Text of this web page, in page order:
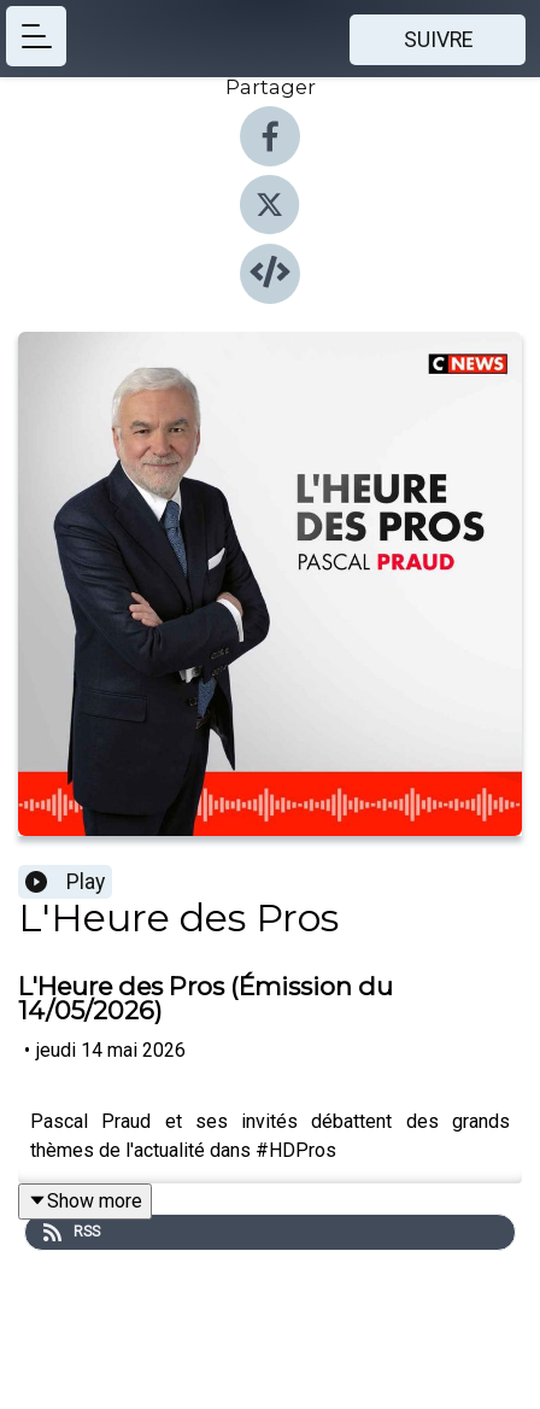
SUIVRE
Partager
Play
L'Heure des Pros
L'Heure des Pros (Émission du
14/05/2026)
• jeudi 14 mai 2026
Pascal Praud et ses invités débattent des grands
thèmes de l'actualité dans #HDPros
Show more
RSS